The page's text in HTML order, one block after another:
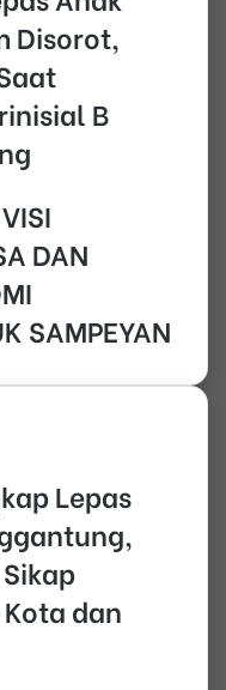
Disorot,
B
DAN
SAMPEYAN
Lepas
dan